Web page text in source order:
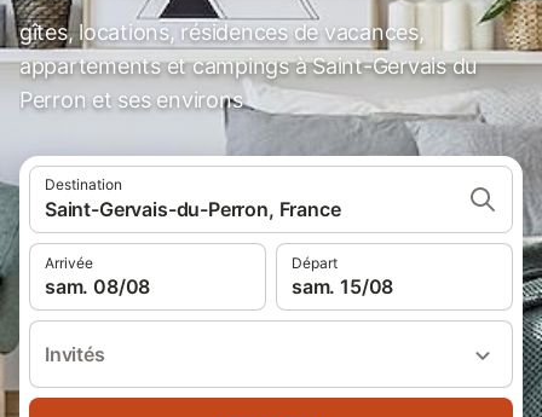
gîtes, locations, résidences de vacances,
appartements et campings à Saint-Gervais du
Perron et ses environs
Destination
Saint-Gervais-du-Perron, France
Arrivée
sam. 08/08
Départ
sam. 15/08
Invités